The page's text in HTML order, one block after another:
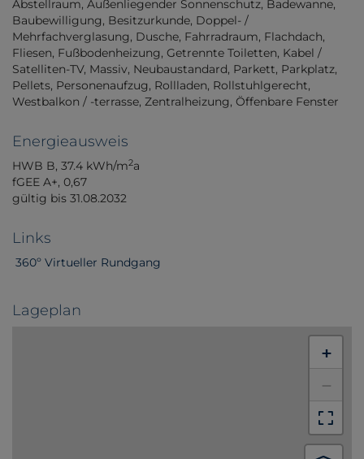
Abstellraum Außenliegender Sonnenschutz Badewanne
Baubewilligung Besitzurkunde Doppel- /
Mehrfachverglasung Dusche Fahrradraum Flachdach
Fliesen Fußbodenheizung Getrennte Toiletten Kabel /
Satelliten-TV Massiv Neubaustandard Parkett Parkplatz
Pellets Personenaufzug Rollladen Rollstuhlgerecht
Westbalkon / -terrasse Zentralheizung Öffenbare Fenster
Energieausweis
HWB B, 37.4 kWh/m2a
fGEE A+, 0,67
gültig bis 31.08.2032
Links
360º Virtueller Rundgang
Lageplan
+
−